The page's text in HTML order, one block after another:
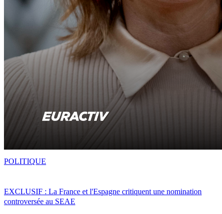
EXCLUSIF : La France et l'Espagne critiquent une nomination
controversée au SEAE
POLITIQUE